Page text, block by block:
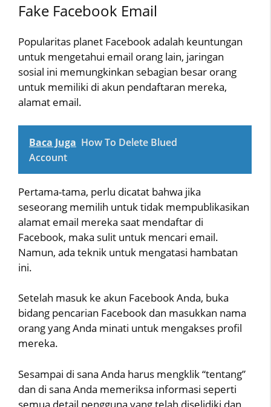
Fake Facebook Email
Popularitas planet Facebook adalah keuntungan
untuk mengetahui email orang lain, jaringan
sosial ini memungkinkan sebagian besar orang
untuk memiliki di akun pendaftaran mereka,
alamat email.
Baca Juga How To Delete Blued
Account
Pertama-tama, perlu dicatat bahwa jika
seseorang memilih untuk tidak mempublikasikan
alamat email mereka saat mendaftar di
Facebook, maka sulit untuk mencari email.
Namun, ada teknik untuk mengatasi hambatan
ini.
Setelah masuk ke akun Facebook Anda, buka
bidang pencarian Facebook dan masukkan nama
orang yang Anda minati untuk mengakses profil
mereka.
Sesampai di sana Anda harus mengklik “tentang”
dan di sana Anda memeriksa informasi seperti
semua detail pengguna yang telah diselidiki dan